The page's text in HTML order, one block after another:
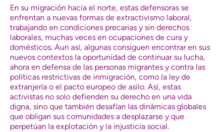
En su migración hacia el norte, estas defensoras se
enfrentan a nuevas formas de extractivismo laboral,
trabajando en condiciones precarias y sin derechos
laborales, muchas veces en ocupaciones de cura y
domésticos. Aun así, algunas consiguen encontrar en sus
nuevos contextos la oportunidad de continuar su lucha,
ahora en defensa de las personas migrantes y contra las
políticas restrictivas de inmigración, como la ley de
extranjería o el pacto europeo de asilo. Así, estas
activistas no solo defienden su derecho en una vida
digna, sino que también desafían las dinámicas globales
que obligan sus comunidades a desplazarse y que
perpetúan la explotación y la injusticia social.